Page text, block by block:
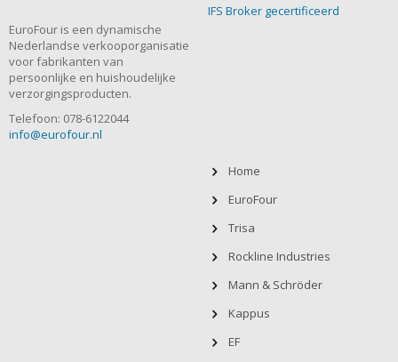
EuroFour is een dynamische
Nederlandse verkooporganisatie
voor fabrikanten van
persoonlijke en huishoudelijke
verzorgingsproducten.
Telefoon: 078-6122044
info@eurofour.nl
IFS Broker gecertificeerd
Home
EuroFour
Trisa
Rockline Industries
Mann & Schröder
Kappus
EF